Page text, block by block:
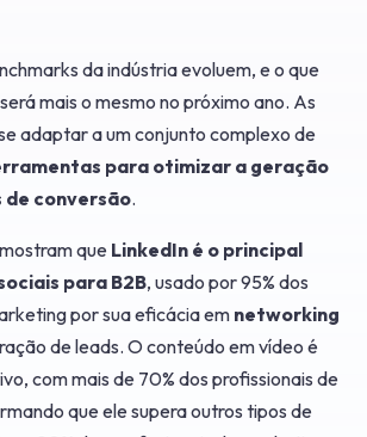
da indústria evoluem, e o que
mais o mesmo no próximo ano. As
adaptar a um conjunto complexo de
para otimizar a geração
de conversão.
que LinkedIn é o principal
para B2B, usado por 95% dos
por sua eficácia em networking
de leads. O conteúdo em vídeo é
com mais de 70% dos profissionais de
que ele supera outros tipos de